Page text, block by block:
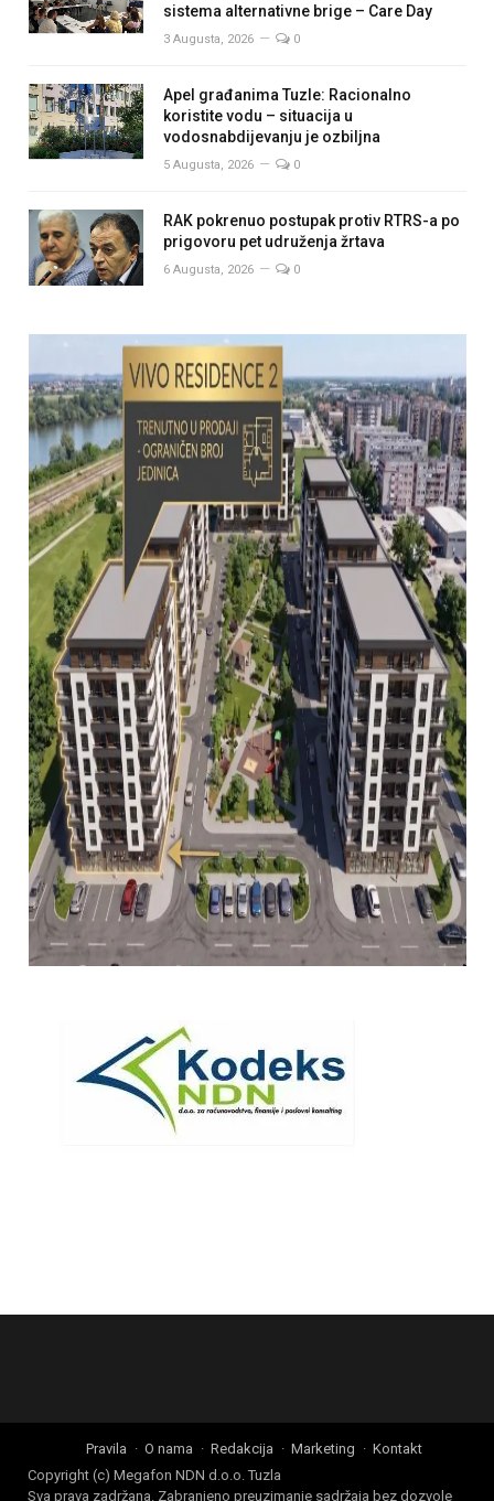
sistema alternativne brige – Care Day
3 Augusta, 2026 0
Apel građanima Tuzle: Racionalno
koristite vodu – situacija u
vodosnabdijevanju je ozbiljna
5 Augusta, 2026 0
RAK pokrenuo postupak protiv RTRS-a po
prigovoru pet udruženja žrtava
6 Augusta, 2026 0
Pravila O nama Redakcija Marketing
Kontakt
Copyright (c) Megafon NDN d.o.o. Tuzla
Sva prava zadržana. Zabranjeno preuzimanje sadržaja bez dozvole